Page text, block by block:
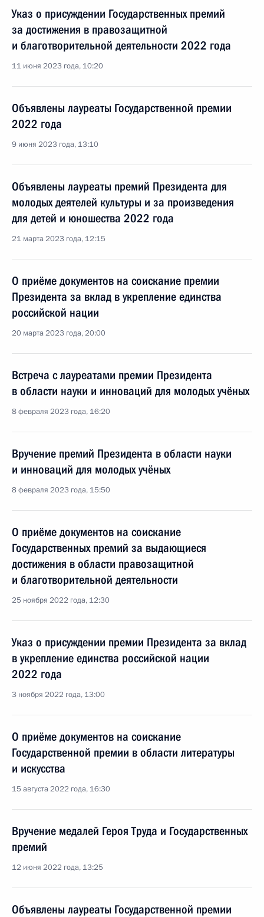
Указ о присуждении Государственных премий
за достижения в правозащитной
и благотворительной деятельности 2022 года
11 июня 2023 года, 10:20
Объявлены лауреаты Государственной премии
2022 года
9 июня 2023 года, 13:10
Объявлены лауреаты премий Президента для
молодых деятелей культуры и за произведения
для детей и юношества 2022 года
21 марта 2023 года, 12:15
О приёме документов на соискание премии
Президента за вклад в укрепление единства
российской нации
20 марта 2023 года, 20:00
Встреча с лауреатами премии Президента
в области науки и инноваций для молодых учёных
8 февраля 2023 года, 16:20
Вручение премий Президента в области науки
и инноваций для молодых учёных
8 февраля 2023 года, 15:50
О приёме документов на соискание
Государственных премий за выдающиеся
достижения в области правозащитной
и благотворительной деятельности
25 ноября 2022 года, 12:30
Указ о присуждении премии Президента за вклад
в укрепление единства российской нации
2022 года
3 ноября 2022 года, 13:00
О приёме документов на соискание
Государственной премии в области литературы
и искусства
15 августа 2022 года, 16:30
Вручение медалей Героя Труда и Государственных
премий
12 июня 2022 года, 13:25
Объявлены лауреаты Государственной премии